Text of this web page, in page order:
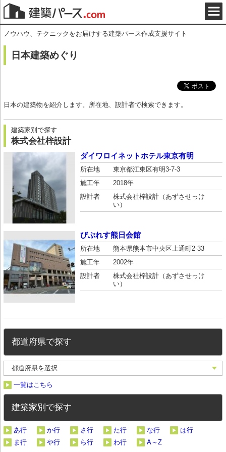
ノウハウ、テクニックをお届けする建築パース作成支援サイト
日本建築めぐり
日本の建築物を紹介します。所在地、設計者で検索できます。
建築家別で探す
株式会社梓設計
ダイワロイネットホテル東京有明
所在地
東京都江東区有明3-7-3
施工年
2018年
設計者
株式会社梓設計（あずさせっけ
い）
びぷれす熊日会館
所在地
熊本県熊本市中央区上通町2-33
施工年
2002年
設計者
株式会社梓設計（あずさせっけ
い）
都道府県で探す
一覧はこちら
建築家別で探す
あ行 か行 さ行 た行 な行
は行
ま行
や行 ら行 わ行 A～Z